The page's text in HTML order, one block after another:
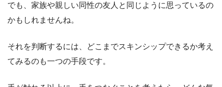
でも、家族や親しい同性の友人と同じように思っているの
かもしれませんね。
それを判断するには、どこまでスキンシップできるか考え
てみるのも一つの手段です。